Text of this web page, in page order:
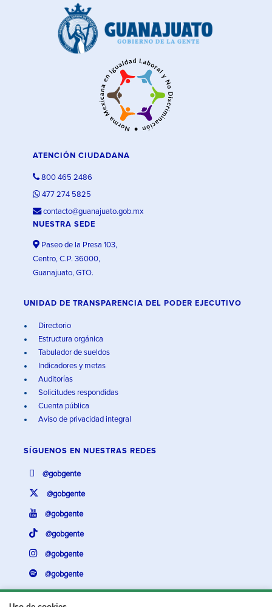
ATENCIÓN CIUDADANA
800 465 2486
477 274 5825
contacto@guanajuato.gob.mx
NUESTRA SEDE
Paseo de la Presa 103,
Centro, C.P. 36000,
Guanajuato, GTO.
UNIDAD DE TRANSPARENCIA DEL PODER EJECUTIVO
Directorio
Estructura orgánica
Tabulador de sueldos
Indicadores y metas
Auditorías
Solicitudes respondidas
Cuenta pública
Aviso de privacidad integral
SÍGUENOS EN NUESTRAS REDES
@gobgente
@gobgente
@gobgente
@gobgente
@gobgente
@gobgente